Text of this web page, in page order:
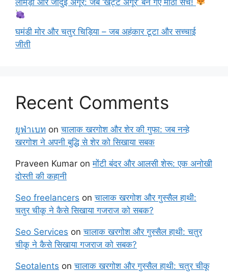
घमंडी मोर और चतुर चिड़िया – जब अहंकार टूटा और सच्चाई
जीती
Recent Comments
ยูฟ่าเบท onचालाक खरगोश और शेर की गुफा: जब नन्हे
खरगोश ने अपनी बुद्धि से शेर को सिखाया सबक
Praveen Kumar onमोंटी बंदर और आलसी शेरू: एक अनोखी
दोस्ती की कहानी
Seo freelancers onचालाक खरगोश और गुस्सैल हाथी:
चतुर चीकू ने कैसे सिखाया गजराज को सबक?
Seo Services onचालाक खरगोश और गुस्सैल हाथी: चतुर
चीकू ने कैसे सिखाया गजराज को सबक?
Seotalents onचालाक खरगोश और गुस्सैल हाथी: चतुर चीकू